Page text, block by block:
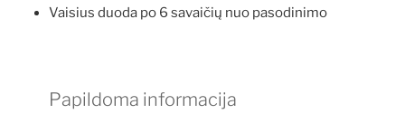
Vaisius duoda po 6 savaičių nuo pasodinimo
Papildoma informacija